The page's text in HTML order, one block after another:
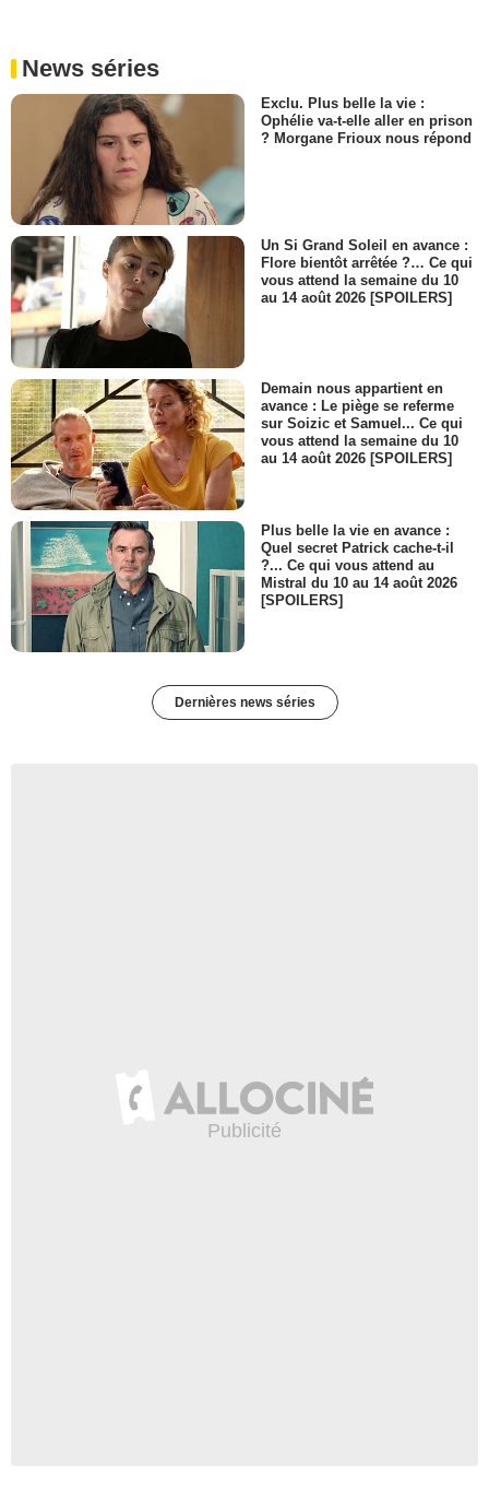
News séries
Exclu. Plus belle la vie :
Ophélie va-t-elle aller en prison
? Morgane Frioux nous répond
Un Si Grand Soleil en avance :
Flore bientôt arrêtée ?… Ce qui
vous attend la semaine du 10
au 14 août 2026 [SPOILERS]
Demain nous appartient en
avance : Le piège se referme
sur Soizic et Samuel... Ce qui
vous attend la semaine du 10
au 14 août 2026 [SPOILERS]
Plus belle la vie en avance :
Quel secret Patrick cache-t-il
?... Ce qui vous attend au
Mistral du 10 au 14 août 2026
[SPOILERS]
Dernières news séries